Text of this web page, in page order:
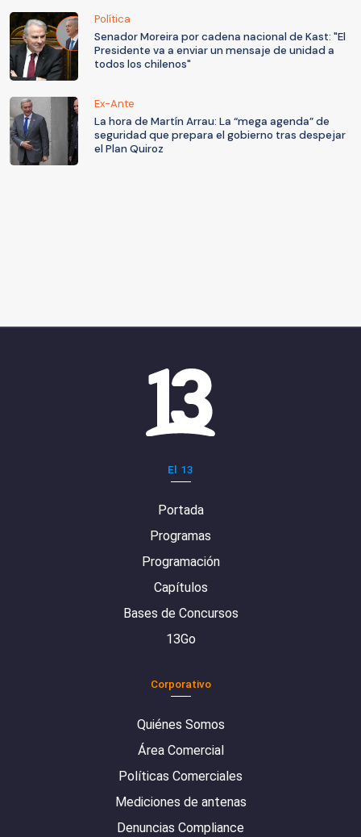
Política
Senador Moreira por cadena nacional de Kast: "El
Presidente va a enviar un mensaje de unidad a
todos los chilenos"
Ex-Ante
La hora de Martín Arrau: La “mega agenda” de
seguridad que prepara el gobierno tras despejar
el Plan Quiroz
El 13
Portada
Programas
Programación
Capítulos
Bases de Concursos
13Go
Corporativo
Quiénes Somos
Área Comercial
Políticas Comerciales
Mediciones de antenas
Denuncias Compliance